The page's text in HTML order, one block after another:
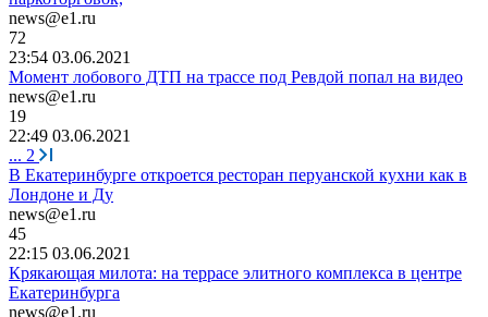
news@e1.ru
72
23:54 03.06.2021
Момент лобового ДТП на трассе под Ревдой попал на видео
news@e1.ru
19
22:49 03.06.2021
... 2
В Екатеринбурге откроется ресторан перуанской кухни как в
Лондоне и Ду
news@e1.ru
45
22:15 03.06.2021
Крякающая милота: на террасе элитного комплекса в центре
Екатеринбурга
news@e1.ru